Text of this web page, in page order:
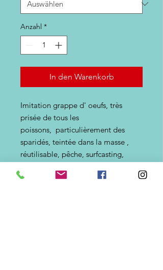
Anzahl *
In den Warenkorb
Imitation grappe d' oeufs, très
prisée de tous les
poissons, particulièrement des
sparidés, teintée dans la masse ,
réutilisable, pêche, surfcasting,
passée à l'hameçon, Très résistante,